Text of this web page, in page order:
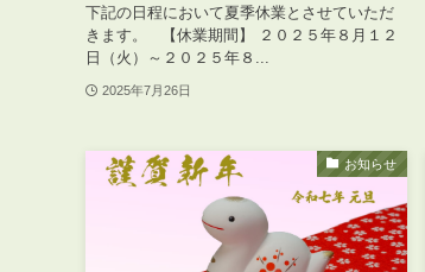
下記の日程において夏季休業とさせていただ
きます。 【休業期間】 ２０２５年８月１２
日（火）～２０２５年８...
2025年7月26日
お知らせ